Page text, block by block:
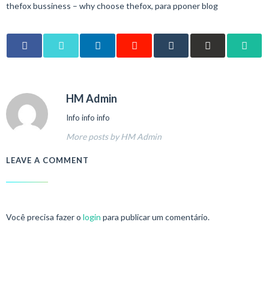
thefox bussiness – why choose thefox, para pponer blog
HM Admin
Info info info
More posts by HM Admin
LEAVE A COMMENT
Você precisa fazer o login para publicar um comentário.